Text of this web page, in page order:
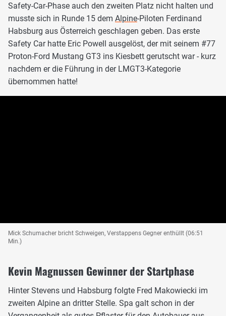
Safety-Car-Phase auch den zweiten Platz nicht halten und
musste sich in Runde 15 dem Alpine-Piloten Ferdinand
Habsburg aus Österreich geschlagen geben. Das erste
Safety Car hatte Eric Powell ausgelöst, der mit seinem #77
Proton-Ford Mustang GT3 ins Kiesbett gerutscht war - kurz
nachdem er die Führung in der LMGT3-Kategorie
übernommen hatte!
Mick Schumacher bricht Schweigen, Verstappens Gegner enthüllt (06:51
Min.)
Kevin Magnussen Gewinner der Startphase
Hinter Stevens und Habsburg folgte Fred Makowiecki im
zweiten Alpine an dritter Stelle. Spa galt schon in der